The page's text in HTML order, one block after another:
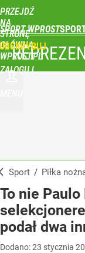
PRZEJDŹ
NA
STRONĘ
GŁÓWNĄ
WPROST.PL
SPORT WPROST
ZALOGUJ
Sport / Piłka
To nie
podał dwa
Dodano:23 stycznia